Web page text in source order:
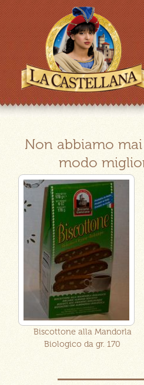
Non abbiamo
modo
Biscottone alla Mandorla
Biologico da gr. 170